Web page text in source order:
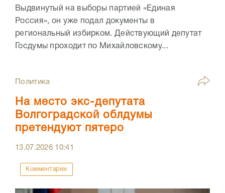
Выдвинутый на выборы партией «Единая
Россия», он уже подал документы в
региональный избирком. Действующий депутат
Госдумы проходит по Михайловскому...
Политика
На место экс-депутата
Волгоградской облдумы
претендуют пятеро
13.07.2026 10:41
Комментарии